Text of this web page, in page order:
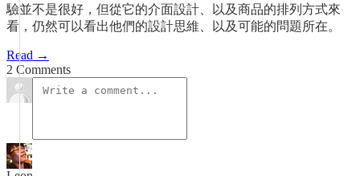
驗並不是很好，但從它的介面設計、以及商品的排列方式來
看，仍然可以看出他們的設計思維、以及可能的問題所在。
Read →
2 Comments